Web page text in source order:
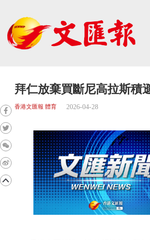
拜仁放棄買斷尼高拉斯積
香港文匯報 體育 2026-04-28